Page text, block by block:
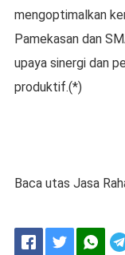
mengoptimalkan
Pamekasan dan
upaya sinergi dan
produktif.(*)
Baca utas Jasa